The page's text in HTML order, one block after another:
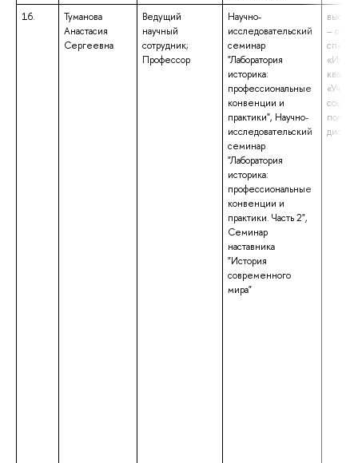
16.
Туманова
Анастасия
Сергеевна
Ведущий
научный
сотрудник;
Профессор
Научно-
исследовательский
семинар
"Лаборатория
историка:
профессиональные
конвенции и
практики", Научно-
исследовательский
семинар
"Лаборатория
историка:
профессиональные
конвенции и
практики. Часть 2",
Семинар
наставника
"История
современного
мира"
–